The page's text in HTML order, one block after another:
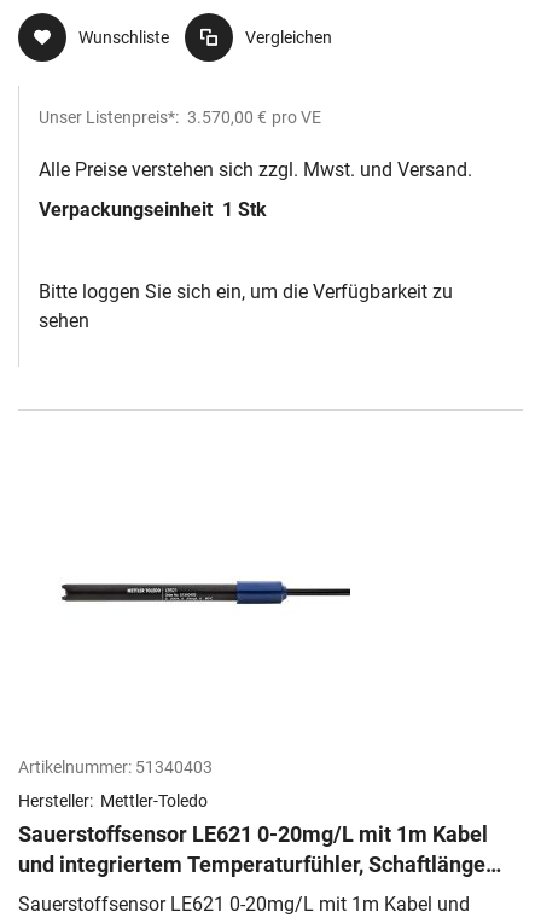
Wunschliste Vergleichen
Unser Listenpreis*: 3.570,00 € pro VE
Alle Preise verstehen sich zzgl. Mwst. und Versand.
Verpackungseinheit 1 Stk
Bitte loggen Sie sich ein, um die Verfügbarkeit zu
sehen
Artikelnummer: 51340403
Hersteller: Mettler-Toledo
Sauerstoffsensor LE621 0-20mg/L mit 1m Kabel
und integriertem Temperaturfühler, Schaftlänge
120mm, Ø 12mm
Sauerstoffsensor LE621 0-20mg/L mit 1m Kabel und